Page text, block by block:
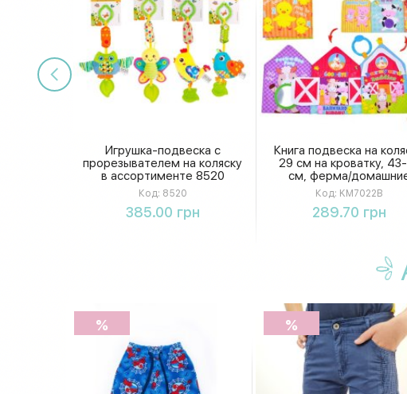
Игрушка-подвеска с
прорезывателем на коляску
в ассортименте 8520
Код: 8520
385.00 грн
Купить
Книга подвеска на
29 см на кроватку,
см, ферма/
животные, пискавка
KM7022B
Код: KM7022B
289.70 грн
Купить
% %